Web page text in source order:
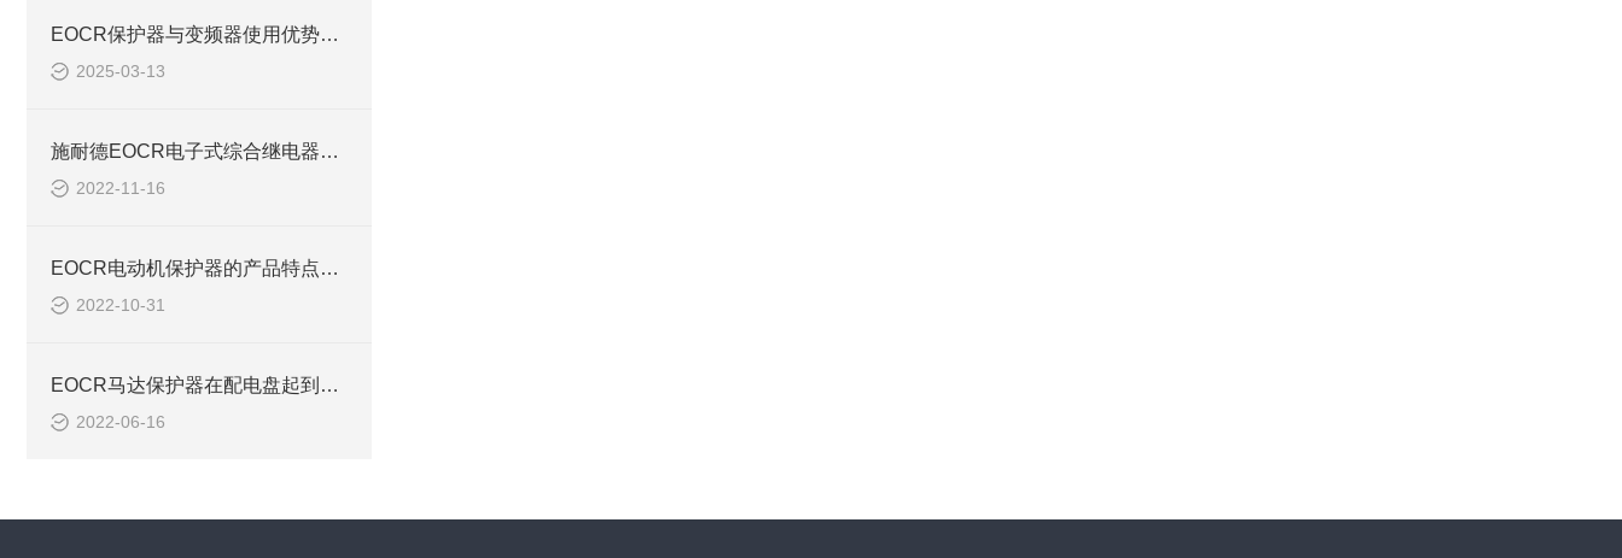
EOCR保护器与变频器使用优势FDM2
2025-03-13
施耐德EOCR电子式综合继电器主要作用概述EOCR-FDM2
2022-11-16
EOCR电动机保护器的产品特点和功能概述EOCR-FDM2
2022-10-31
EOCR马达保护器在配电盘起到重大作用EOCR3DM2 FDM2
2022-06-16